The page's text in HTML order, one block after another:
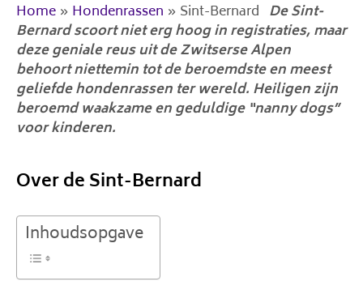
Home » Hondenrassen » Sint-Bernard De Sint-
Bernard scoort niet erg hoog in registraties, maar
deze geniale reus uit de Zwitserse Alpen
behoort niettemin tot de beroemdste en meest
geliefde hondenrassen ter wereld. Heiligen zijn
beroemd waakzame en geduldige “nanny dogs”
voor kinderen.
Over de Sint-Bernard
Inhoudsopgave